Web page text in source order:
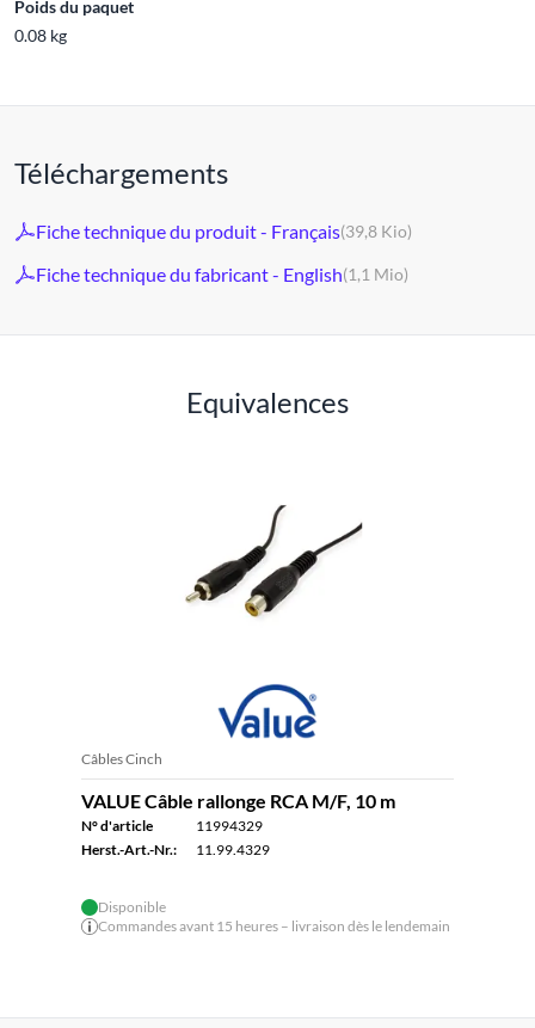
Poids du paquet
0.08 kg
Téléchargements
Fiche technique du produit - Français(39,8 Kio)
Fiche technique du fabricant - English(1,1 Mio)
Equivalences
Câbles Cinch
VALUE Câble rallonge RCA M/F, 10 m
N° d'article
11994329
Herst.-Art.-Nr.:
11.99.4329
Disponible
Commandes avant 15 heures – livraison dès le lendemain